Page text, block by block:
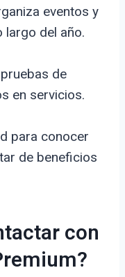
eventos y
largo del año.
de
en servicios.
para conocer
de beneficios
con